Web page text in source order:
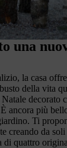
fai da
una
la casa
della vita
decorato
ancora più
Ti
creando da
di quattro